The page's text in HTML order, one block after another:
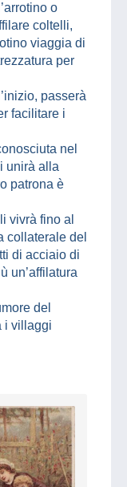
o
coltelli,
viaggia di
per
passerà
facilitare i
nel
unirà alla
patrona è
vivrà fino al
collaterale del
di acciaio di
un’affilatura
del
i villaggi